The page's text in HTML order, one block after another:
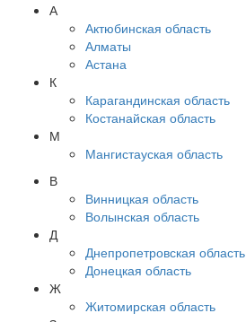
А
Актюбинская область
Алматы
Астана
К
Карагандинская область
Костанайская область
М
Мангистауская область
В
Винницкая область
Волынская область
Д
Днепропетровская область
Донецкая область
Ж
Житомирская область